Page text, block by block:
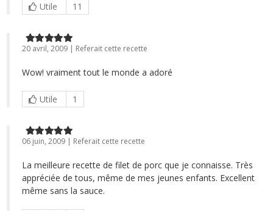
Utile 11
20 avril, 2009 | Referait cette recette
Wow! vraiment tout le monde a adoré
Utile 1
06 juin, 2009 | Referait cette recette
La meilleure recette de filet de porc que je connaisse. Très
appréciée de tous, même de mes jeunes enfants. Excellent
même sans la sauce.